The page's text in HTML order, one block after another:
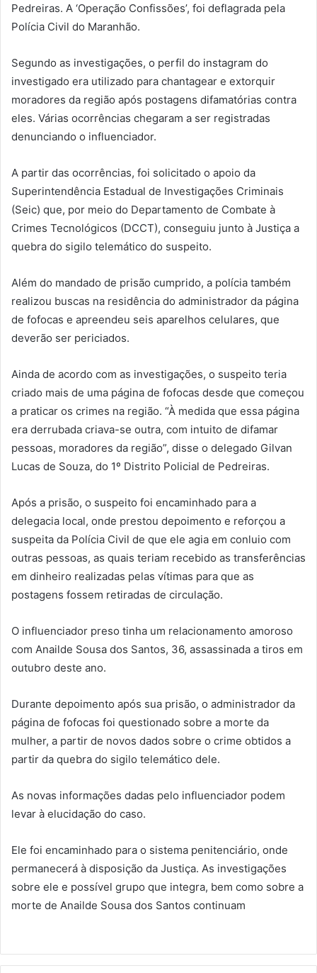
Pedreiras. A ‘Operação Confissões’, foi deflagrada pela
Polícia Civil do Maranhão.
Segundo as investigações, o perfil do instagram do
investigado era utilizado para chantagear e extorquir
moradores da região após postagens difamatórias contra
eles. Várias ocorrências chegaram a ser registradas
denunciando o influenciador.
A partir das ocorrências, foi solicitado o apoio da
Superintendência Estadual de Investigações Criminais
(Seic) que, por meio do Departamento de Combate à
Crimes Tecnológicos (DCCT), conseguiu junto à Justiça a
quebra do sigilo telemático do suspeito.
Além do mandado de prisão cumprido, a polícia também
realizou buscas na residência do administrador da página
de fofocas e apreendeu seis aparelhos celulares, que
deverão ser periciados.
Ainda de acordo com as investigações, o suspeito teria
criado mais de uma página de fofocas desde que começou
a praticar os crimes na região. “À medida que essa página
era derrubada criava-se outra, com intuito de difamar
pessoas, moradores da região”, disse o delegado Gilvan
Lucas de Souza, do 1º Distrito Policial de Pedreiras.
Após a prisão, o suspeito foi encaminhado para a
delegacia local, onde prestou depoimento e reforçou a
suspeita da Polícia Civil de que ele agia em conluio com
outras pessoas, as quais teriam recebido as transferências
em dinheiro realizadas pelas vítimas para que as
postagens fossem retiradas de circulação.
O influenciador preso tinha um relacionamento amoroso
com Anailde Sousa dos Santos, 36, assassinada a tiros em
outubro deste ano.
Durante depoimento após sua prisão, o administrador da
página de fofocas foi questionado sobre a morte da
mulher, a partir de novos dados sobre o crime obtidos a
partir da quebra do sigilo telemático dele.
As novas informações dadas pelo influenciador podem
levar à elucidação do caso.
Ele foi encaminhado para o sistema penitenciário, onde
permanecerá à disposição da Justiça. As investigações
sobre ele e possível grupo que integra, bem como sobre a
morte de Anailde Sousa dos Santos continuam